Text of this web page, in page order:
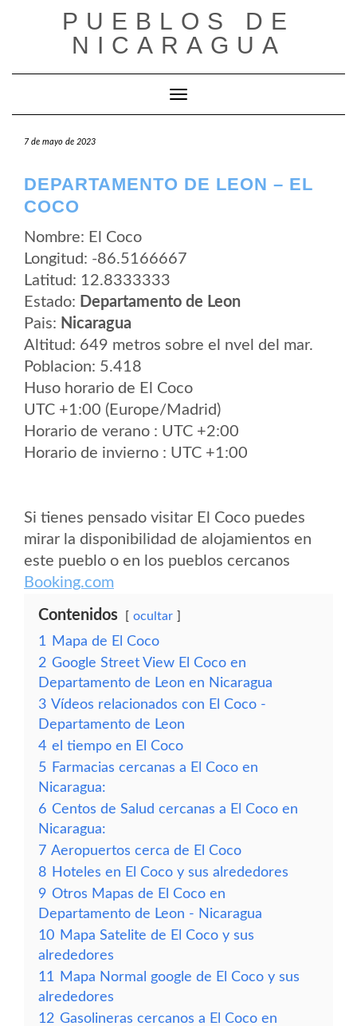
PUEBLOS DE
NICARAGUA
Cambiar modo de navegación
7 de mayo de 2023
DEPARTAMENTO DE LEON – EL
COCO
Nombre: El Coco
Longitud: -86.5166667
Latitud: 12.8333333
Estado: Departamento de Leon
Pais: Nicaragua
Altitud: 649 metros sobre el nvel del mar.
Poblacion: 5.418
Huso horario de El Coco
UTC +1:00 (Europe/Madrid)
Horario de verano : UTC +2:00
Horario de invierno : UTC +1:00
Si tienes pensado visitar El Coco puedes
mirar la disponibilidad de alojamientos en
este pueblo o en los pueblos cercanos
Booking.com
Contenidos ocultar
1
Mapa de El Coco
2 Google Street View El Coco en
Departamento de Leon en Nicaragua
3 Vídeos relacionados con El Coco -
Departamento de Leon
4 el tiempo en El Coco
5 Farmacias cercanas a El Coco en
Nicaragua:
6 Centos de Salud cercanas a El Coco en
Nicaragua:
7 Aeropuertos cerca de El Coco
8 Hoteles en El Coco y sus alrededores
9 Otros Mapas de El Coco en
Departamento de Leon - Nicaragua
10 Mapa Satelite de El Coco y sus
alrededores
11
Mapa Normal google de El Coco y sus
alrededores
12 Gasolineras cercanos a El Coco en